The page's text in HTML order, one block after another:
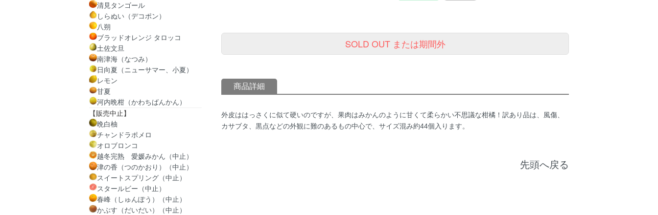
SOLD OUT または期間外
商品詳細
外皮ははっさくに似て硬いのですが、果肉はみかんのように甘くて柔らかい不思議な柑橘！訳あり品は、風傷、
カサブタ、黒点などの外観に難のあるもの中心で、サイズ混み約44個入ります。
先頭へ戻る
清見タンゴール
しらぬい（デコポン）
八朔
ブラッドオレンジ タロッコ
土佐文旦
南津海（なつみ）
日向夏（ニューサマー、小夏）
レモン
甘夏
河内晩柑（かわちばんかん）
【販売中止】
晩白柚
チャンドラポメロ
オロブロンコ
越冬完熟 愛媛みかん（中止）
津の香（つのかおり）（中止）
スイートスプリング（中止）
スタールビー（中止）
春峰（しゅんぽう）（中止）
かぶす（だいだい）（中止）